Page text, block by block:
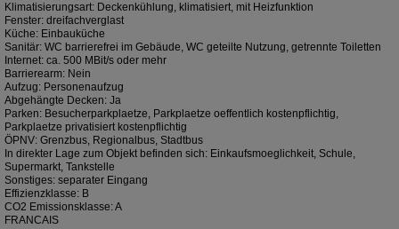
Klimatisierungsart: Deckenkühlung, klimatisiert, mit Heizfunktion
Fenster: dreifachverglast
Küche: Einbauküche
Sanitär: WC barrierefrei im Gebäude, WC geteilte Nutzung, getrennte Toiletten
Internet: ca. 500 MBit/s oder mehr
Barrierearm: Nein
Aufzug: Personenaufzug
Abgehängte Decken: Ja
Parken: Besucherparkplaetze, Parkplaetze oeffentlich kostenpflichtig,
Parkplaetze privatisiert kostenpflichtig
ÖPNV: Grenzbus, Regionalbus, Stadtbus
In direkter Lage zum Objekt befinden sich: Einkaufsmoeglichkeit, Schule,
Supermarkt, Tankstelle
Sonstiges: separater Eingang
Effizienzklasse: B
CO2 Emissionsklasse: A
FRANCAIS